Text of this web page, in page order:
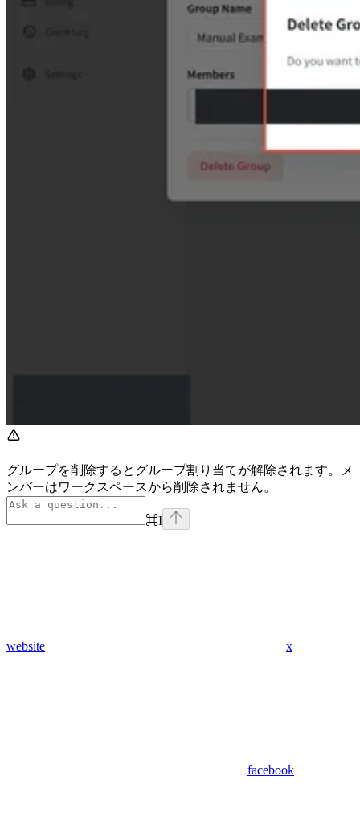
グループを削除するとグループ割り当てが解除されます。メ
ンバーはワークスペースから削除されません。
⌘I
website x
facebook